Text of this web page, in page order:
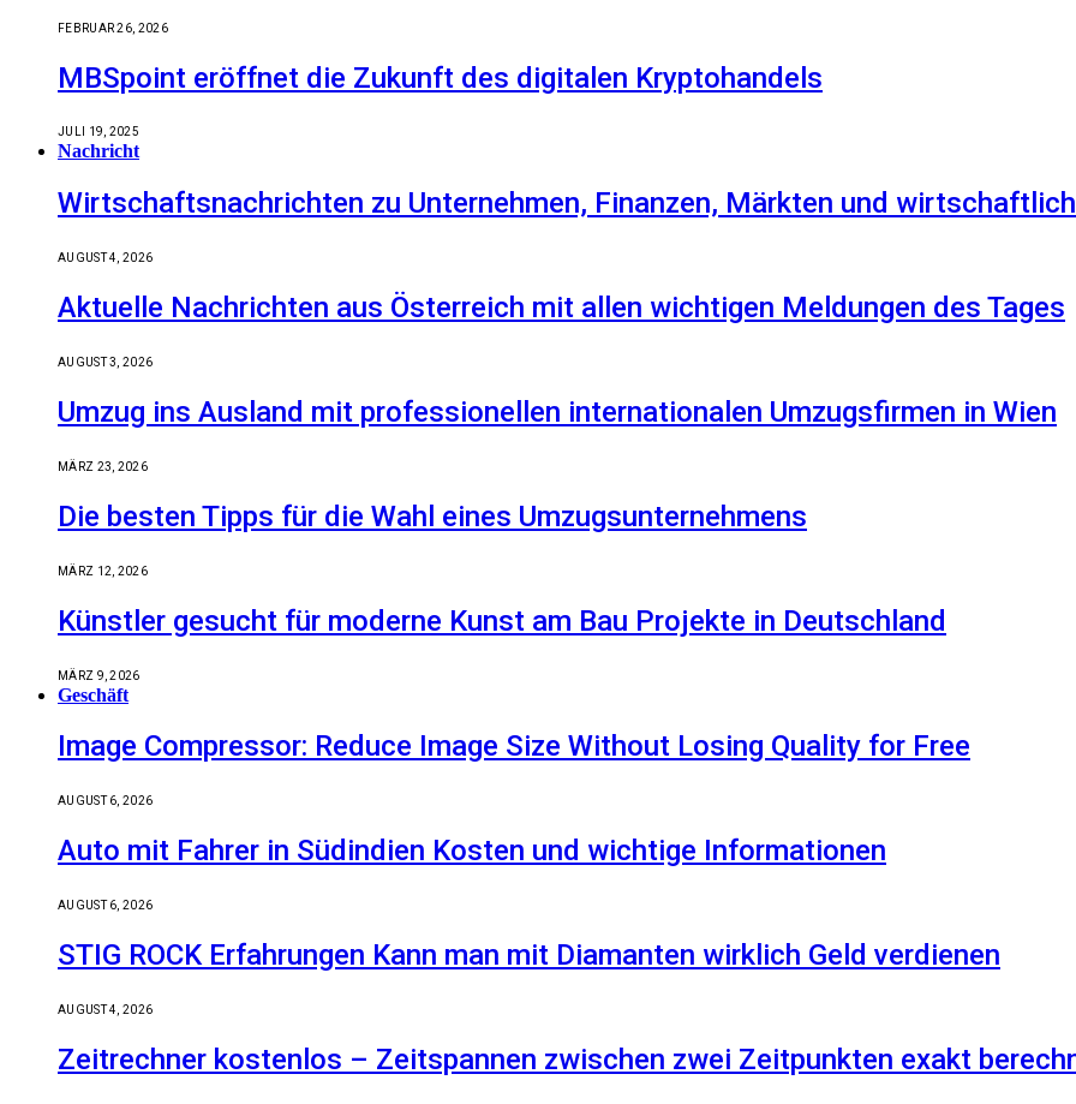
FEBRUAR 26, 2026
MBSpoint eröffnet die Zukunft des digitalen Kryptohandels
JULI 19, 2025
Nachricht
Wirtschaftsnachrichten zu Unternehmen, Finanzen, Märkten und
AUGUST 4, 2026
Aktuelle Nachrichten aus Österreich mit allen wichtigen Meldungen des Tages
AUGUST 3, 2026
Umzug ins Ausland mit professionellen internationalen Umzugsfirmen in Wien
MÄRZ 23, 2026
Die besten Tipps für die Wahl eines Umzugsunternehmens
MÄRZ 12, 2026
Künstler gesucht für moderne Kunst am Bau Projekte in Deutschland
MÄRZ 9, 2026
Geschäft
Image Compressor: Reduce Image Size Without Losing Quality for Free
AUGUST 6, 2026
Auto mit Fahrer in Südindien Kosten und wichtige Informationen
AUGUST 6, 2026
STIG ROCK Erfahrungen Kann man mit Diamanten wirklich Geld verdienen
AUGUST 4, 2026
Zeitrechner kostenlos – Zeitspannen zwischen zwei Zeitpunkten exakt